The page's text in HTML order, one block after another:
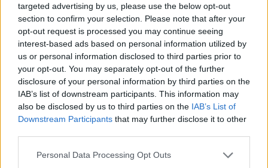
targeted advertising by us, please use the below opt-out
section to confirm your selection. Please note that after your
opt-out request is processed you may continue seeing
interest-based ads based on personal information utilized by
us or personal information disclosed to third parties prior to
your opt-out. You may separately opt-out of the further
disclosure of your personal information by third parties on the
IAB’s list of downstream participants. This information may
also be disclosed by us to third parties on the IAB’s List of
Downstream Participants that may further disclose it to other
Please note that this website/app uses one or more Google
Personal Data Processing Opt Outs
A 2020-ban törlésre került sanghaji futam
promótere egy sajtótájékoztatón jelentette be,
hogy halasztást kérnek.
„Nagyon kétséges, hogy meg tudnánk rendezni
a versenyt a szezon első felében” – jelentette ki
Yibin Yang. „A célunk az lenne, hogy az évad
második felére halasszuk. Egy hivatalos kérvényt
is benyújtottunk annak reményében, hogy